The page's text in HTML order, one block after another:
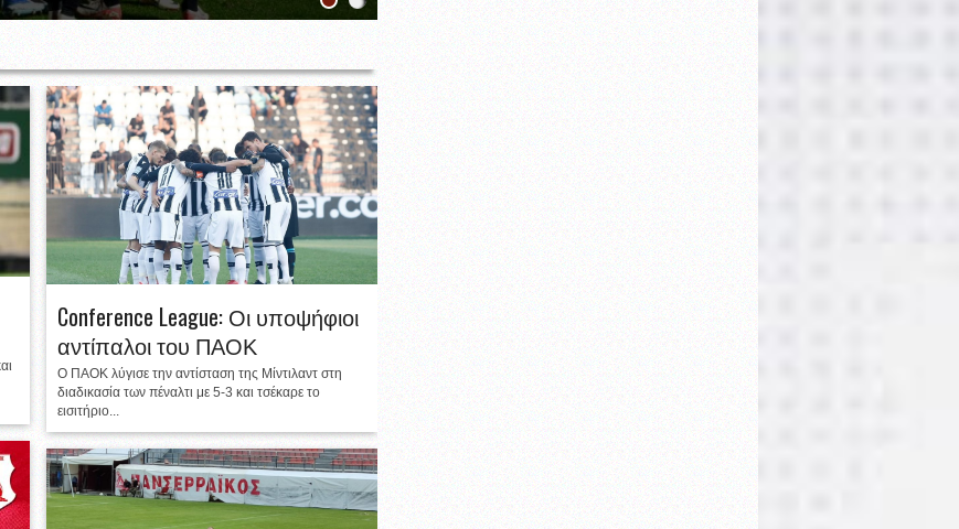
Conference League: Οι υποψήφιοι
αντίπαλοι του ΠΑΟΚ
Ο ΠΑΟΚ λύγισε την αντίσταση της Μίντιλαντ στη
διαδικασία των πέναλτι με 5-3 και τσέκαρε το
εισιτήριο...